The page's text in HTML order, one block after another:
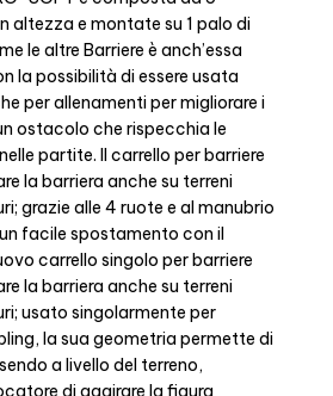
altezza e montate su 1 palo di
le altre Barriere è anch’essa
la possibilità di essere usata
per allenamenti per migliorare i
ostacolo che rispecchia le
partite. Il carrello per barriere
la barriera anche su terreni
grazie alle 4 ruote e al manubrio
facile spostamento con il
carrello singolo per barriere
la barriera anche su terreni
usato singolarmente per
la sua geometria permette di
a livello del terreno,
di aggirare la figura